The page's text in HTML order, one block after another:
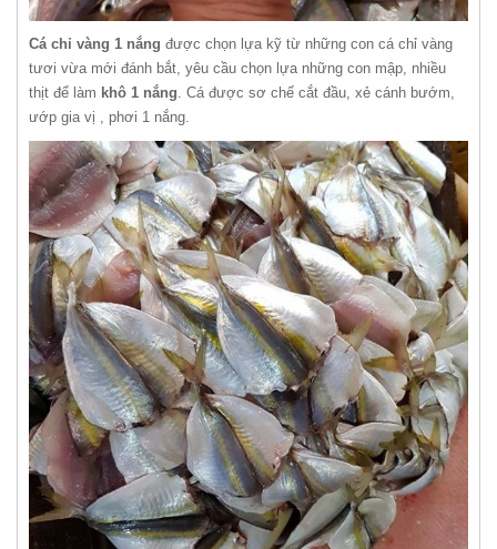
Cá chỉ vàng 1 nắng được chọn lựa kỹ từ những con cá chỉ vàng
tươi vừa mới đánh bắt, yêu cầu chọn lựa những con mập, nhiều
thịt để làm khô 1 nắng. Cá được sơ chế cắt đầu, xẻ cánh bướm,
ướp gia vị , phơi 1 nắng.